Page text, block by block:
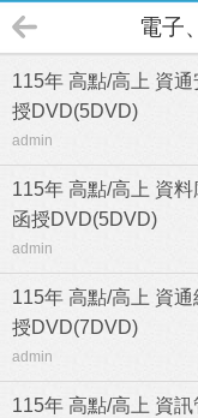
電子
115年 高點/高上 資
授DVD(5DVD)
admin
115年 高點/高上 資
函授DVD(5DVD)
admin
115年 高點/高上 資
授DVD(7DVD)
admin
115年 高點/高上 資